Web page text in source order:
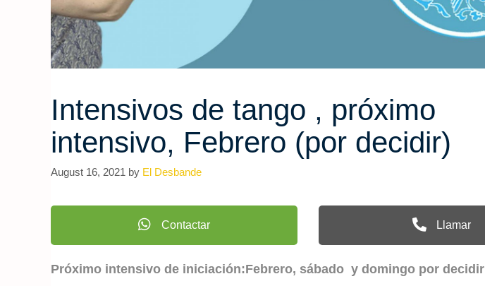
Intensivos de tango , próximo
intensivo, Febrero (por decidir)
August 16, 2021 by El Desbande
Contactar Llamar
Próximo intensivo de iniciación:Febrero, sábado y domingo por decidir